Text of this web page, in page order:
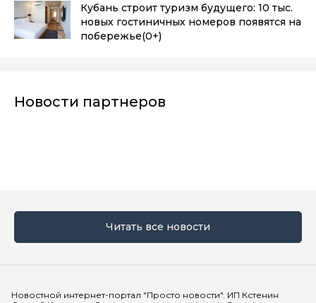
Кубань строит туризм будущего: 10 тыс.
новых гостиничных номеров появятся на
побережье(0+)
Новости партнеров
Читать все новости
Новостной интернет-портал "Просто новости". ИП Кстенин